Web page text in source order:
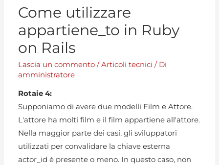
Come utilizzare
appartiene_to in Ruby
on Rails
Lascia un commento /Articoli tecnici / Di
amministratore
Rotaie 4:
Supponiamo di avere due modelli Film e Attore.
L'attore ha molti film e il film appartiene all'attore.
Nella maggior parte dei casi, gli sviluppatori
utilizzati per convalidare la chiave esterna
actor_id è presente o meno. In questo caso, non